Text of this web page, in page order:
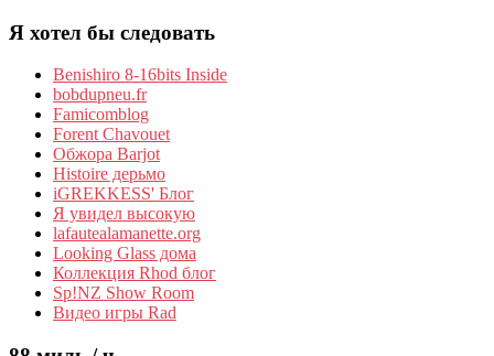
Я хотел бы следовать
Benishiro 8-16bits Inside
bobdupneu.fr
Famicomblog
Forent Chavouet
Обжора Barjot
Histoire дерьмо
iGREKKESS' Блог
Я увидел высокую
lafautealamanette.org
Looking Glass дома
Коллекция Rhod блог
Sp!NZ Show Room
Видео игры Rad